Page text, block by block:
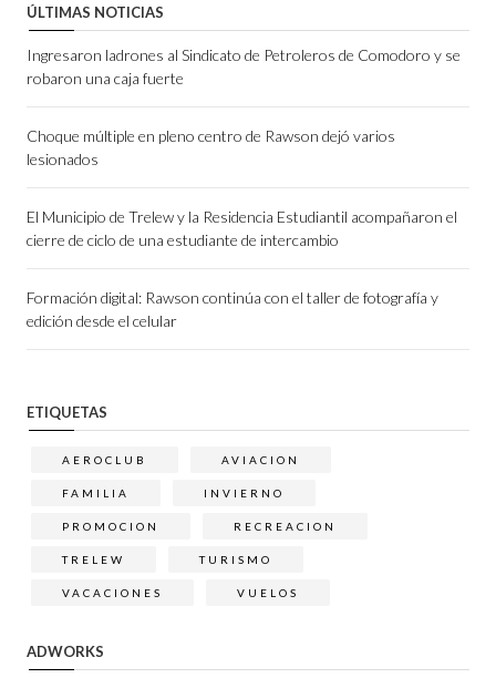
ÚLTIMAS NOTICIAS
Ingresaron ladrones al Sindicato de Petroleros de Comodoro y se
robaron una caja fuerte
Choque múltiple en pleno centro de Rawson dejó varios
lesionados
El Municipio de Trelew y la Residencia Estudiantil acompañaron el
cierre de ciclo de una estudiante de intercambio
Formación digital: Rawson continúa con el taller de fotografía y
edición desde el celular
ETIQUETAS
AEROCLUB AVIACION
FAMILIA INVIERNO
PROMOCION RECREACION
TRELEW TURISMO
VACACIONES VUELOS
ADWORKS